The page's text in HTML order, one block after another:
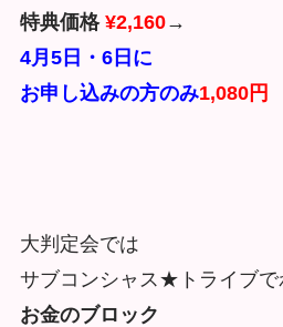
特典価格 ¥2,160→
4月5日・6日に
お申し込みの方のみ1,080円
大判定会では
サブコンシャス★トライブで
お金のブロック